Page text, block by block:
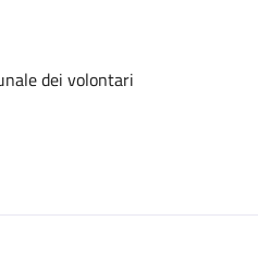
dei volontari